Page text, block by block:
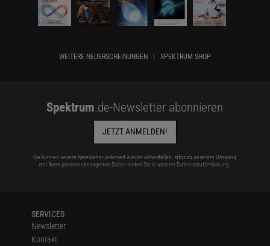
WEITERE NEUERSCHEINUNGEN SPEKTRUM SHOP
Spektrum.de-Newsletter abonnieren
JETZT ANMELDEN!
Sie können unsere Newsletter jederzeit wieder abbestellen. Infos zu unserem Umgang
mit Ihren personenbezogenen Daten finden Sie in unserer Datenschutzerklärung.
SERVICES
Newsletter
Kontakt